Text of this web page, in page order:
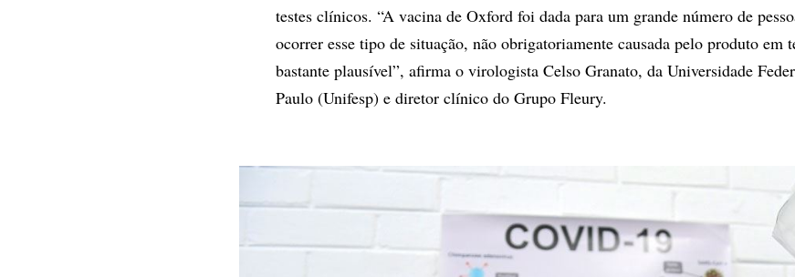
testes clínicos. “A vacina de Oxford foi dada para um grande número de
ocorrer esse tipo de situação, não obrigatoriamente causada pelo produto em
bastante plausível”, afirma o virologista Celso Granato, da Universidade
Paulo (Unifesp) e diretor clínico do Grupo Fleury.